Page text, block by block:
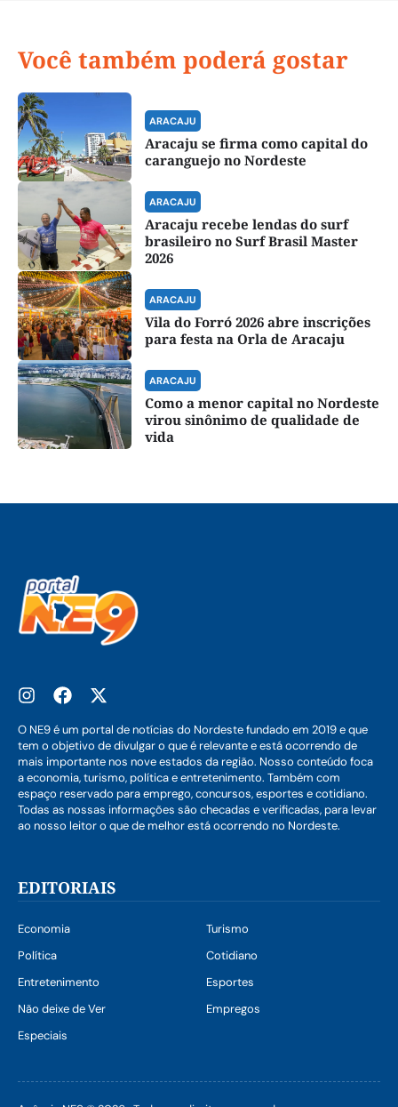
Você também poderá gostar
ARACAJU
Aracaju se firma como capital do
caranguejo no Nordeste
ARACAJU
Aracaju recebe lendas do surf
brasileiro no Surf Brasil Master
2026
ARACAJU
Vila do Forró 2026 abre inscrições
para festa na Orla de Aracaju
ARACAJU
Como a menor capital no Nordeste
virou sinônimo de qualidade de
vida
O NE9 é um portal de notícias do Nordeste fundado em 2019 e que
tem o objetivo de divulgar o que é relevante e está ocorrendo de
mais importante nos nove estados da região. Nosso conteúdo foca
a economia, turismo, política e entretenimento. Também com
espaço reservado para emprego, concursos, esportes e cotidiano.
Todas as nossas informações são checadas e verificadas, para levar
ao nosso leitor o que de melhor está ocorrendo no Nordeste.
EDITORIAIS
Economia
Turismo
Política
Cotidiano
Entretenimento
Esportes
Não deixe de Ver
Empregos
Especiais